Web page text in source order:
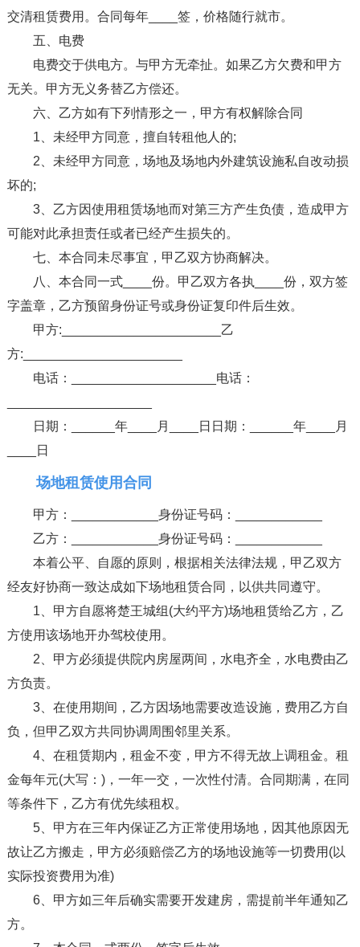
交清租赁费用。合同每年____签，价格随行就市。
五、电费
电费交于供电方。与甲方无牵扯。如果乙方欠费和甲方
无关。甲方无义务替乙方偿还。
六、乙方如有下列情形之一，甲方有权解除合同
1、未经甲方同意，擅自转租他人的;
2、未经甲方同意，场地及场地内外建筑设施私自改动损
坏的;
3、乙方因使用租赁场地而对第三方产生负债，造成甲方
可能对此承担责任或者已经产生损失的。
七、本合同未尽事宜，甲乙双方协商解决。
八、本合同一式____份。甲乙双方各执____份，双方签
字盖章，乙方预留身份证号或身份证复印件后生效。
甲方:______________________乙
方:______________________
电话：____________________电话：
日期：______年____月____日日期：______年____月
____日
场地租赁使用合同
甲方：____________身份证号码：____________
乙方：____________身份证号码：____________
本着公平、自愿的原则，根据相关法律法规，甲乙双方
经友好协商一致达成如下场地租赁合同，以供共同遵守。
1、甲方自愿将楚王城组(大约平方)场地租赁给乙方，乙
方使用该场地开办驾校使用。
2、甲方必须提供院内房屋两间，水电齐全，水电费由乙
方负责。
3、在使用期间，乙方因场地需要改造设施，费用乙方自
负，但甲乙双方共同协调周围邻里关系。
4、在租赁期内，租金不变，甲方不得无故上调租金。租
金每年元(大写：)，一年一交，一次性付清。合同期满，在同
等条件下，乙方有优先续租权。
5、甲方在三年内保证乙方正常使用场地，因其他原因无
故让乙方搬走，甲方必须赔偿乙方的场地设施等一切费用(以
实际投资费用为准)
6、甲方如三年后确实需要开发建房，需提前半年通知乙
方。